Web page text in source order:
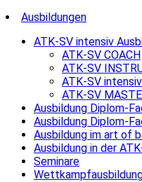
Ausbildungen
ATK-SV intensiv
ATK-SV COACH
ATK-SV
ATK-SV
ATK-SV
Ausbildung Diplom-
Ausbildung Diplom-
Ausbildung im art of
Ausbildung in der
Seminare